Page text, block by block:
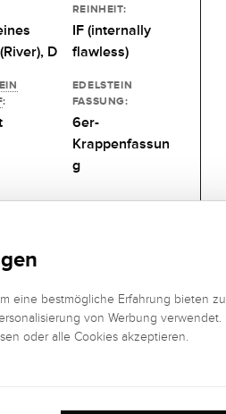
D
REINHEIT:
IF (internally
flawless)
:
EDELSTEIN
FASSUNG:
6er-
Krappenfassun
g
eine bestmögliche Erfahrung bieten zu
von Werbung verwendet.
oder alle Cookies akzeptieren.